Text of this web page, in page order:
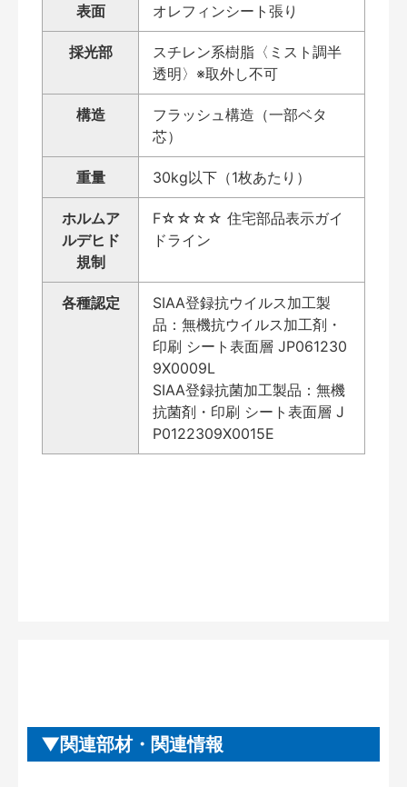
表面 オレフィンシート張り
採光部
スチレン系樹脂〈ミスト調半
透明〉※取外し不可
構造
フラッシュ構造（一部ベタ
芯）
重量 30kg以下（1枚あたり）
ホルムア
ルデヒド
規制
F☆☆☆☆ 住宅部品表示ガイ
ドライン
各種認定
SIAA登録抗ウイルス加工製
品：無機抗ウイルス加工剤・
印刷 シート表面層 JP061230
9X0009L
SIAA登録抗菌加工製品：無機
抗菌剤・印刷 シート表面層 J
P0122309X0015E
関連部材・関連情報